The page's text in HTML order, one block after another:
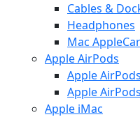
Cables &
Headphones
Mac
Apple AirPods
Apple
Apple
Apple iMac